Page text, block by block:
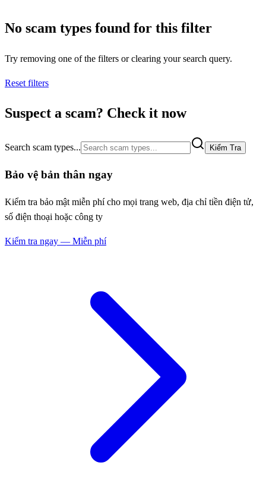
No scam types found for this filter
Try removing one of the filters or clearing your search query.
Reset filters
Suspect a scam? Check it now
Search scam types... Kiểm Tra
Bảo vệ bản thân ngay
Kiểm tra bảo mật miễn phí cho mọi trang web, địa chỉ tiền điện tử,
số điện thoại hoặc công ty
Kiểm tra ngay — Miễn phí